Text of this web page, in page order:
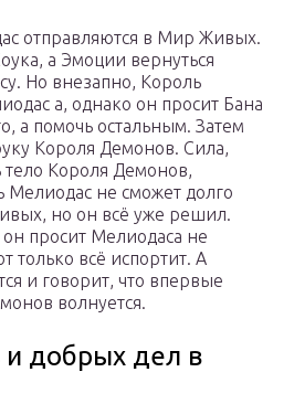
отправляются в Мир Живых.
а Эмоции вернуться
Но внезапно, Король
а, однако он просит Бана
а помочь остальным. Затем
Короля Демонов. Сила,
тело Короля Демонов,
Мелиодас не сможет долго
но он всё уже решил.
просит Мелиодаса не
только всё испортит. А
и говорит, что впервые
волнуется.
и добрых дел в